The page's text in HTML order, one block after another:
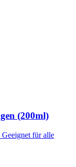
(200ml)
Geeignet für alle